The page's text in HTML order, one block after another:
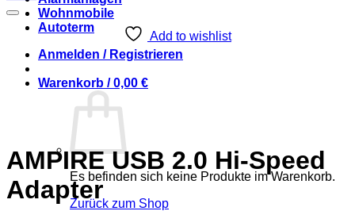
Wohnmobile
Autoterm
Anmelden / Registrieren
Warenkorb /0,00 €
Es befinden sich keine Produkte im Warenkorb.
Zurück zum Shop
Add to wishlist
AMPIRE USB 2.0 Hi-Speed
Adapter